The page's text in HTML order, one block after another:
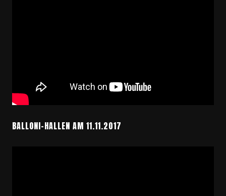
BALLONI-HALLEN AM 11.11.2017